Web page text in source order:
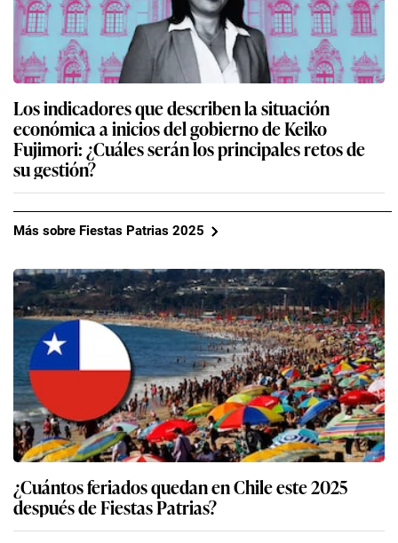
Los indicadores que describen la situación
económica a inicios del gobierno de Keiko
Fujimori: ¿Cuáles serán los principales retos de
su gestión?
Más sobre Fiestas Patrias 2025
¿Cuántos feriados quedan en Chile este 2025
después de Fiestas Patrias?